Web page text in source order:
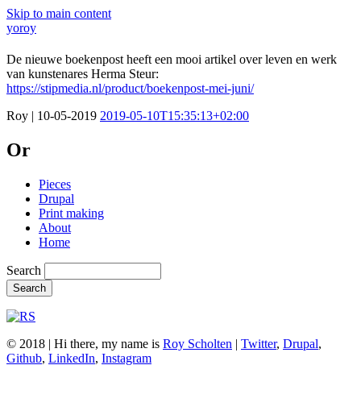
Skip to main content
yoroy
De nieuwe boekenpost heeft een mooi artikel over leven en werk
van kunstenares Herma Steur:
https://stipmedia.nl/product/boekenpost-mei-juni/
Roy | 10-05-2019 2019-05-10T15:35:13+02:00
Or
Pieces
Drupal
Print making
About
Home
Search
© 2018 | Hi there, my name is Roy Scholten | Twitter, Drupal,
Github, LinkedIn, Instagram